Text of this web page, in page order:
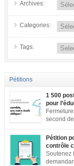
Archives:
Categories:
Tags:
Pétitions
1 500
pour
second
Notre société a
enfants et adolescents
dans le contexte
Pétition
contrôle
Soutenez